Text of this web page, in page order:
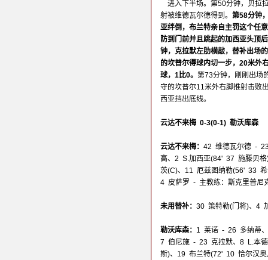
进入下半场。第50分钟，贝拉
射被维德瓦尔德得到。 第58分钟
亚绊倒，布兰特亲自主罚这个任
防到门前并且跳起的加西亚头顶
钟，克拉默左肋横敲，替补出场
的坎普尔得球内切一步，20米外
球，1比0。 第73分钟，刚刚出场
守的坎普尔11米外右脚推射击败
西亚挡出底线。
云达不来梅 0-3(0-1) 勒沃库森
云达不来梅： 42 维德瓦尔德 -
高、2 S.加西亚(84' 37 施滕贝
茨(C)、11 厄兹图纳勒(56' 33
4 皮萨罗 - 主教练：斯克里普尼
未用替补： 30 策特勒(门将)、4
勒沃库森： 1 莱诺 - 26 多纳蒂
7 伯尼施 - 23 克拉默、8 L.本
斯)、19 布兰特(72' 10 恰尔汉